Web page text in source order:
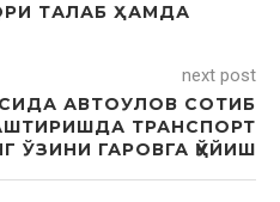
ТАЛАБ ҲАМДА
next post
АВТОУЛОВ СОТИБ
ТРАНСПОРТ
ЎЗИНИ ГАРОВГА ҚЎЙИШ